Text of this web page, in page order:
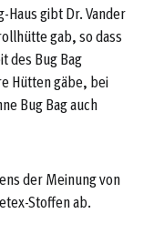
Haus gibt Dr. Vander
gab, so dass
des Bug Bag
Hütten gäbe, bei
Bug Bag auch
der Meinung von
Stoffen ab.